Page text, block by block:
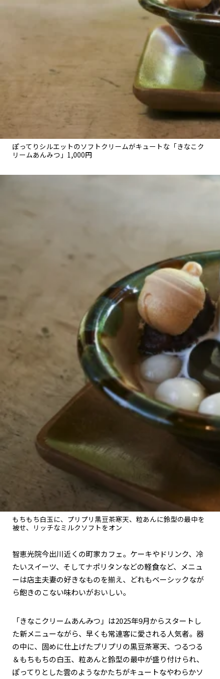
おすすめの本
ぽってりシルエットのソフトクリームがキュートな「きなこク
リームあんみつ」1,000円
もちもち白玉に、プリプリ黒豆茶寒天、粒あんに鈴型の最中を
被せ、リッチなミルクソフトをオン
智恵光院今出川近くの町家カフェ。ケーキやドリンク、冷
たいスイーツ、そしてナポリタンなどの軽食など、メニュ
ーは店主夫妻の好きなものを揃え、どれもベーシックなが
ら飽きのこない味わいがおいしい。
「きなこクリームあんみつ」は2025年9月からスタートし
た新メニューながら、早くも常連客に愛される人気者。器
の中に、固めに仕上げたプリプリの黒豆茶寒天、つるつる
＆もちもちの白玉、粒あんと鈴型の最中が盛り付けられ、
ぽってりとした雲のようなかたちがキュートなやわらかソ